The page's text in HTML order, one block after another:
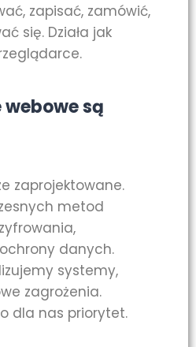
zapisać, zamówić,
się. Działa jak
są
zaprojektowane.
metod
danych.
systemy,
zagrożenia.
dla nas priorytet.